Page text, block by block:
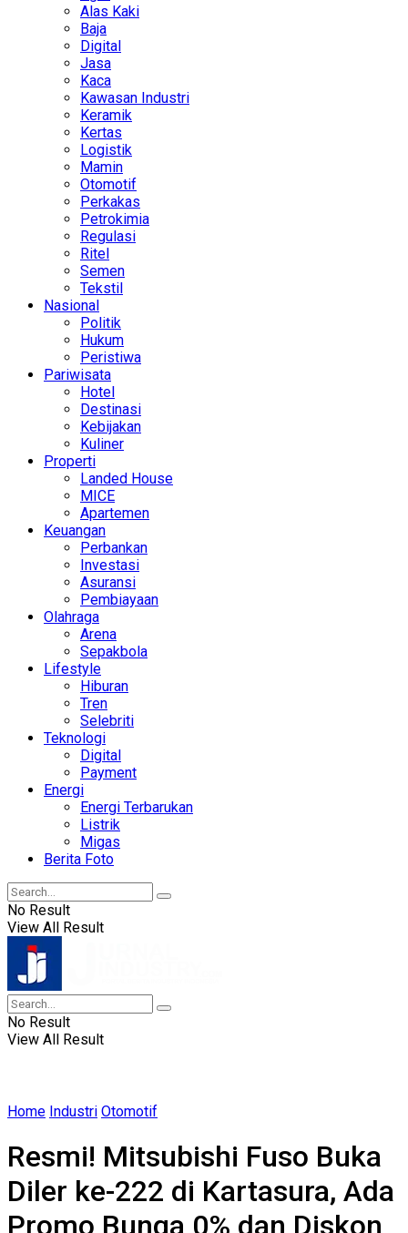
Alas Kaki
Baja
Digital
Jasa
Kaca
Kawasan Industri
Keramik
Kertas
Logistik
Mamin
Otomotif
Perkakas
Petrokimia
Regulasi
Ritel
Semen
Tekstil
Nasional
Politik
Hukum
Peristiwa
Pariwisata
Hotel
Destinasi
Kebijakan
Kuliner
Properti
Landed House
MICE
Apartemen
Keuangan
Perbankan
Investasi
Asuransi
Pembiayaan
Olahraga
Arena
Sepakbola
Lifestyle
Hiburan
Tren
Selebriti
Teknologi
Digital
Payment
Energi
Energi Terbarukan
Listrik
Migas
Berita Foto
No Result
View All Result
No Result
View All Result
Home Industri Otomotif
Resmi! Mitsubishi Fuso Buka
Diler ke-222 di Kartasura, Ada
Promo Bunga 0% dan Diskon